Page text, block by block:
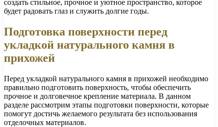
создать стильное, прочное и уютное пространство, которое
будет радовать глаз и служить долгие годы.
Подготовка поверхности перед
укладкой натурального камня в
прихожей
Перед укладкой натурального камня в прихожей необходимо
правильно подготовить поверхность, чтобы обеспечить
прочное и долговечное крепление материала. В данном
разделе рассмотрим этапы подготовки поверхности, которые
помогут достичь желаемого результата без использования
отделочных материалов.